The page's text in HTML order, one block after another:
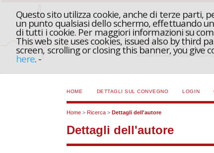
Questo sito utilizza cookie, anche di terze parti,
un punto qualsiasi dello schermo, effettuando
di tutti i cookie. Per maggiori informazioni su
This web site uses cookies, issued also by third
screen, scrolling or closing this banner, you give
here. -
HOME DETTAGLI SUL CONVEGNO LOGIN
Home > Ricerca >Dettagli dell'autore
Dettagli dell'autore